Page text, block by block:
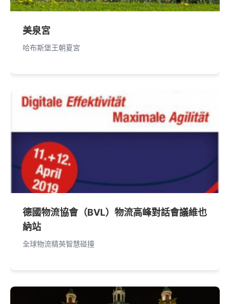
美泉宮
哈布斯堡王朝夏宮
德國物流協會（BVL）物流高峰對話會議維也
納站
全球物流精英智慧碰撞